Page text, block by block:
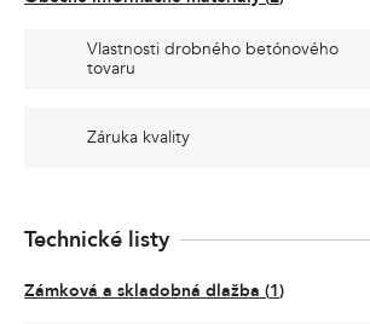
Vlastnosti drobného betónového
tovaru
Záruka kvality
Technické listy
Zámková a skladobná dlažba (1)